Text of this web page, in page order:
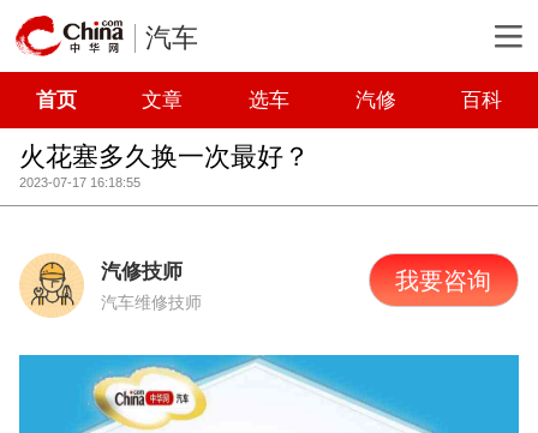
汽车
首页 文章 选车 汽修 百科
火花塞多久换一次最好？
2023-07-17 16:18:55
汽修技师
汽车维修技师
我要咨询